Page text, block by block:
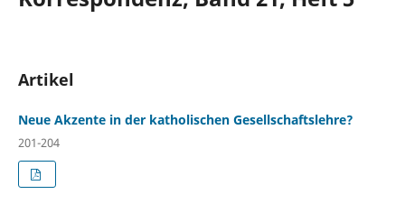
Artikel
Neue Akzente in der katholischen Gesellschaftslehre?
201-204